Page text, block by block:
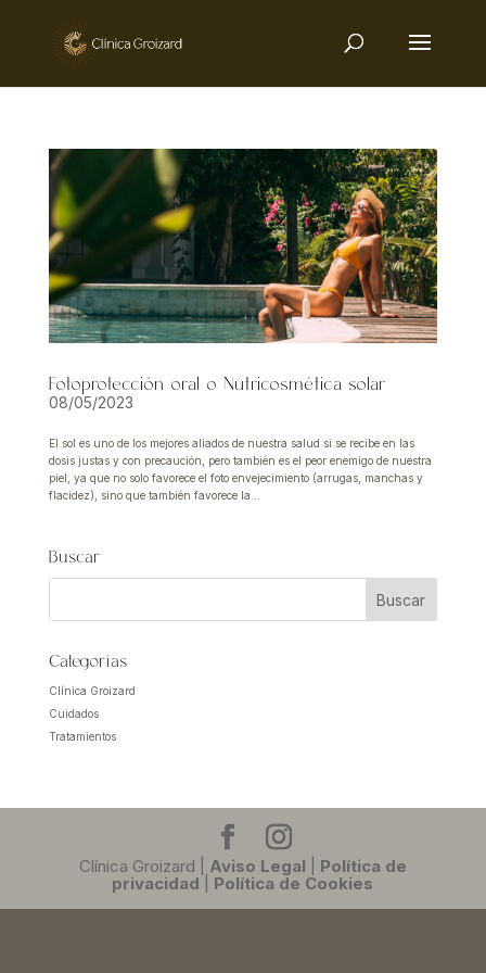
Fotoprotección oral o Nutricosmética solar
08/05/2023
El sol es uno de los mejores aliados de nuestra salud si se recibe en las
dosis justas y con precaución, pero también es el peor enemigo de nuestra
piel, ya que no solo favorece el foto envejecimiento (arrugas, manchas y
flacidez), sino que también favorece la...
Buscar
Categorías
Clínica Groizard
Cuidados
Tratamientos
Clínica Groizard | Aviso Legal
Política de
privacidad
Política de Cookies